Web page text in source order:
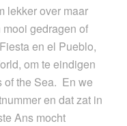
lekker over maar
gedragen of
en el Pueblo,
om te eindigen
of the Sea. En we
en dat zat in
Ans mocht